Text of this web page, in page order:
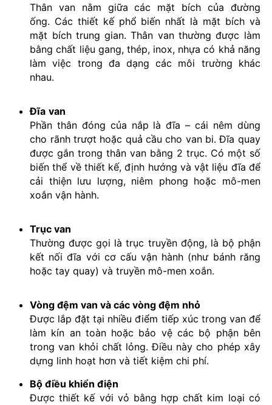
Thân van nằm giữa các mặt bích của đường
ống. Các thiết kế phổ biến nhất là mặt bích và
mặt bích trung gian. Thân van thường được làm
bằng chất liệu gang, thép, inox, nhựa có khả năng
làm việc trong đa dạng các môi trường khác
nhau.
Đĩa van
Phần thân đóng của nắp là đĩa – cái nêm dùng
cho rãnh trượt hoặc quả cầu cho van bi. Đĩa quay
được gắn trong thân van bằng 2 trục. Có một số
biến thể về thiết kế, định hướng và vật liệu đĩa để
cải thiện lưu lượng, niêm phong hoặc mô-men
xoắn vận hành.
Trục van
Thường được gọi là trục truyền động, là bộ phận
kết nối đĩa với cơ cấu vận hành (như bánh răng
hoặc tay quay) và truyền mô-men xoắn.
Vòng đệm van và các vòng đệm nhỏ
Được lắp đặt tại nhiều điểm tiếp xúc trong van để
làm kín an toàn hoặc bảo vệ các bộ phận bên
trong van khỏi chất lỏng. Điều này cho phép xây
dựng linh hoạt hơn và tiết kiệm chi phí.
Bộ điều khiển điện
Được thiết kế với vỏ bằng hợp chất kim loại có